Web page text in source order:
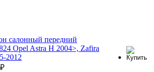
салонный передний
Opel Astra H 2004>, Zafira
2012
₽